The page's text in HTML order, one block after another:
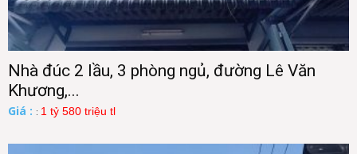
Nhà đúc 2 lầu, 3 phòng ngủ, đường Lê Văn
Khương,...
Giá : : 1 tỷ 580 triệu tl